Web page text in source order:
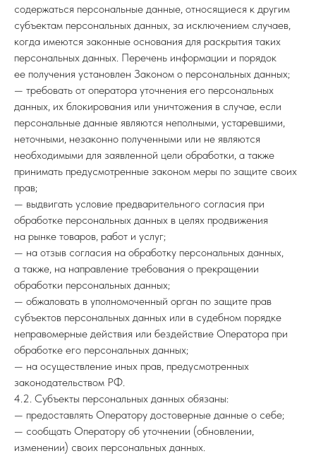
содержаться персональные данные, относящиеся к другим
субъектам персональных данных, за исключением случаев,
когда имеются законные основания для раскрытия таких
персональных данных. Перечень информации и порядок
ее получения установлен Законом о персональных данных;
— требовать от оператора уточнения его персональных
данных, их блокирования или уничтожения в случае, если
персональные данные являются неполными, устаревшими,
неточными, незаконно полученными или не являются
необходимыми для заявленной цели обработки, а также
принимать предусмотренные законом меры по защите своих
прав;
— выдвигать условие предварительного согласия при
обработке персональных данных в целях продвижения
на рынке товаров, работ и услуг;
— на отзыв согласия на обработку персональных данных,
а также, на направление требования о прекращении
обработки персональных данных;
— обжаловать в уполномоченный орган по защите прав
субъектов персональных данных или в судебном порядке
неправомерные действия или бездействие Оператора при
обработке его персональных данных;
— на осуществление иных прав, предусмотренных
законодательством РФ.
4.2. Субъекты персональных данных обязаны:
— предоставлять Оператору достоверные данные о себе;
— сообщать Оператору об уточнении (обновлении,
изменении) своих персональных данных.